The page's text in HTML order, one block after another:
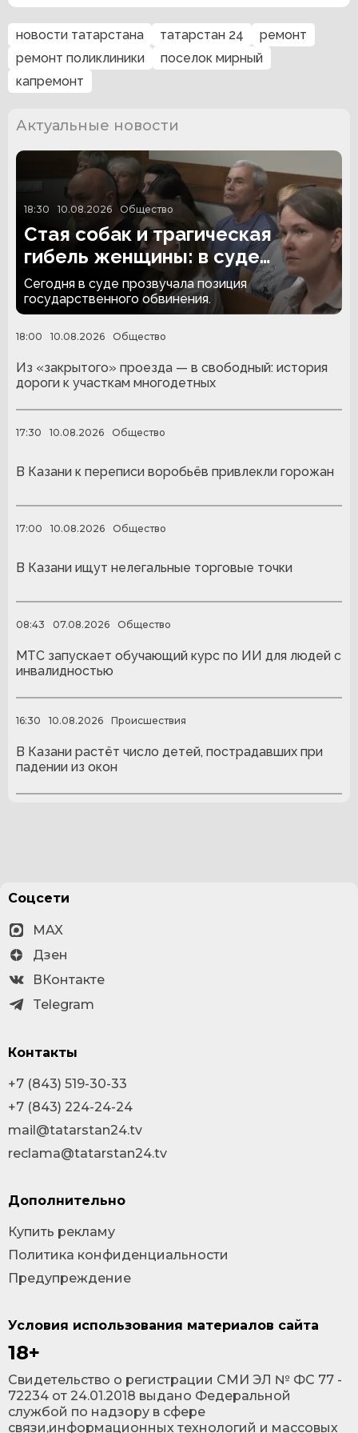
новости татарстана татарстан 24
ремонт
ремонт поликлиники
поселок мирный
капремонт
Актуальные новости
18:30 10.08.2026 Общество
Стая собак и трагическая
гибель женщины: в суде
прозвучал запрос на наказание
Сегодня в суде прозвучала позиция
государственного обвинения.
18:00 10.08.2026 Общество
Из «закрытого» проезда — в свободный: история
дороги к участкам многодетных
17:30 10.08.2026 Общество
В Казани к переписи воробьёв привлекли горожан
17:00 10.08.2026 Общество
В Казани ищут нелегальные торговые точки
08:43 07.08.2026 Общество
МТС запускает обучающий курс по ИИ для людей с
инвалидностью
16:30 10.08.2026 Происшествия
В Казани растёт число детей, пострадавших при
падении из окон
Условия использования материалов сайта
18+
Cвидетельство о регистрации СМИ ЭЛ № ФС 77 -
72234 от 24.01.2018 выдано Федеральной
службой по надзору в сфере
связи,информационных технологий и массовых
Соцсети
MAX
Дзен
ВКонтакте
Telegram
Контакты
+7 (843) 519-30-33
+7 (843) 224-24-24
mail@tatarstan24.tv
reclama@tatarstan24.tv
Дополнительно
Купить рекламу
Политика конфиденциальности
Предупреждение